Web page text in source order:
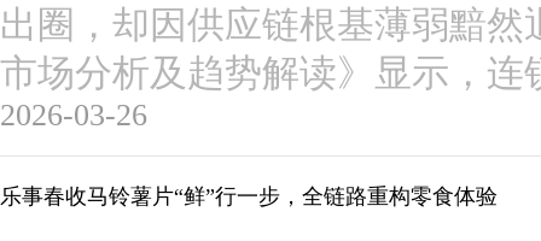
出圈，却因供应链根基薄弱黯
市场分析及趋势解读》显示，
2026-03-26
乐事春收马铃薯片“鲜”行一步，全链路重构零食体验